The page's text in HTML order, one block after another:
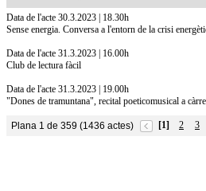
Data de l'acte 30.3.2023 | 18.30h
Sense energia. Conversa a l'entorn de la crisi
Data de l'acte 31.3.2023 | 16.00h
Club de lectura fàcil
Data de l'acte 31.3.2023 | 19.00h
"Dones de tramuntana", recital poeticomusical a
Plana 1 de 359 (1436 actes) [1] 2 3